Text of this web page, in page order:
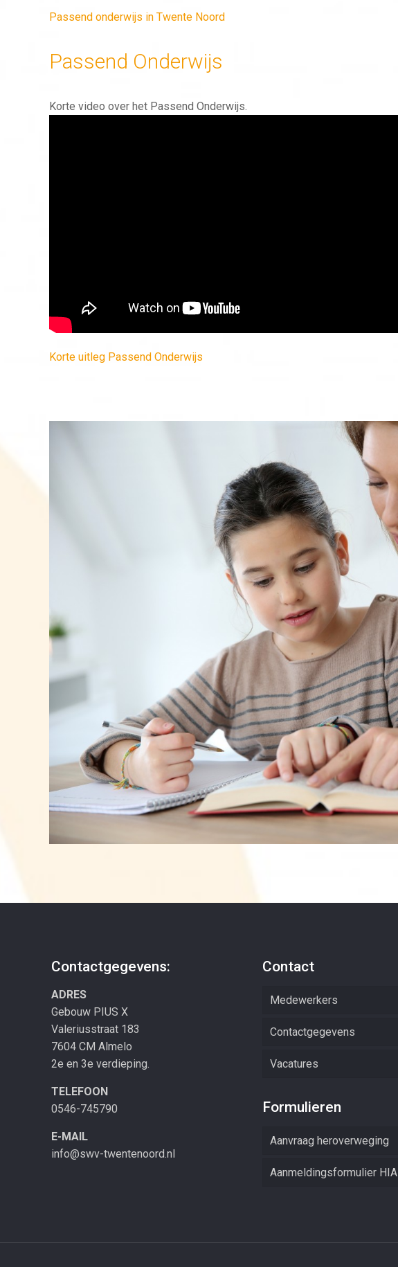
Passend onderwijs in Twente Noord
Passend Onderwijs
Korte video over het Passend Onderwijs.
Korte uitleg Passend Onderwijs
Contactgegevens:
ADRES
Gebouw PIUS X
Valeriusstraat 183
7604 CM Almelo
2e en 3e verdieping.
TELEFOON
0546-745790
E-MAIL
info@swv-twentenoord.nl
Contact
Medewerkers
Contactgegevens
Vacatures
Formulieren
Aanvraag heroverweging
Aanmeldingsformulier HIA